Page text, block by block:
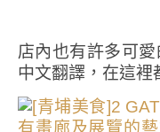
店內也有許多可
中文翻譯，在這裡